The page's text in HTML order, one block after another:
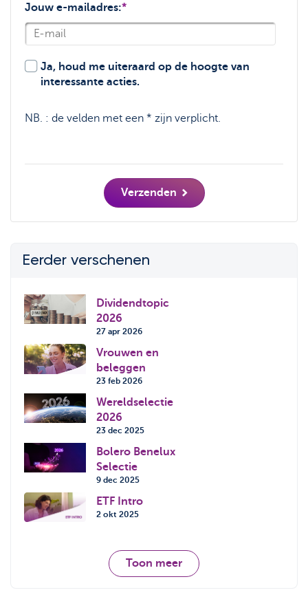
Jouw e-mailadres:*
Ja, houd me uiteraard op de hoogte van
interessante acties.
NB. : de velden met een * zijn verplicht.
Verzenden
Eerder verschenen
Dividendtopic
2026
27 apr 2026
Vrouwen en
beleggen
23 feb 2026
Wereldselectie
2026
23 dec 2025
Bolero Benelux
Selectie
9 dec 2025
ETF Intro
2 okt 2025
Toon meer